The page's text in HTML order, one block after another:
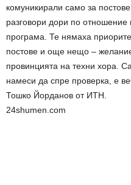
комуникирали само за
разговори дори по
програма. Те нямаха
постове и още нещо –
провинцията на техни хора.
намеси да спре проверка, е
Тошко Йорданов от ИТН.
24shumen.com